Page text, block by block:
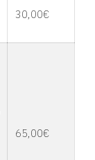
30,00€
65,00€